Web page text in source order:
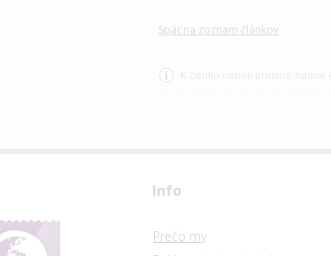
Späť na zoznam článkov
Info
Prečo my